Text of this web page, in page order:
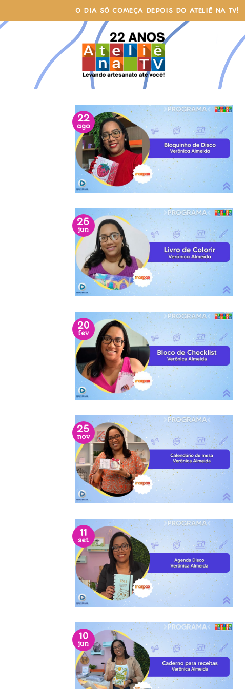
to
content
O DIA SÓ COMEÇA DEPOIS DO ATELIÊ NA TV!
22
ago
25
jun
20
fev
25
nov
11
set
10
jun